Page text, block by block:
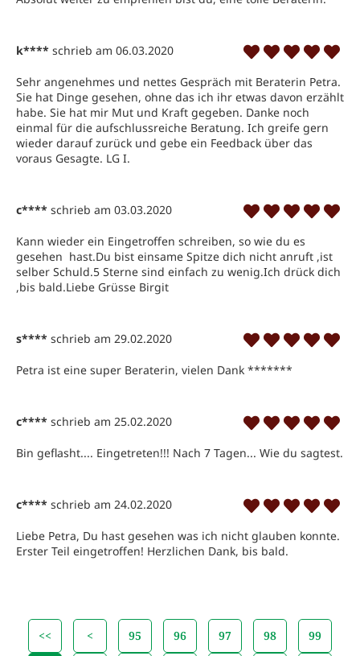
k**** schrieb am 06.03.2020
Sehr angenehmes und nettes Gespräch mit Beraterin Petra.
Sie hat Dinge gesehen, ohne das ich ihr etwas davon erzählt
habe. Sie hat mir Mut und Kraft gegeben. Danke noch
einmal für die aufschlussreiche Beratung. Ich greife gern
wieder darauf zurück und gebe ein Feedback über das
voraus Gesagte. LG I.
c**** schrieb am 03.03.2020
Kann wieder ein Eingetroffen schreiben, so wie du es
gesehen  hast.Du bist einsame Spitze dich nicht anruft ,ist
selber Schuld.5 Sterne sind einfach zu wenig.Ich drück dich
,bis bald.Liebe Grüsse Birgit
s**** schrieb am 29.02.2020
Petra ist eine super Beraterin, vielen Dank *******
c**** schrieb am 25.02.2020
Bin geflasht.... Eingetreten!!! Nach 7 Tagen... Wie du sagtest.
c**** schrieb am 24.02.2020
Liebe Petra, Du hast gesehen was ich nicht glauben konnte.
Erster Teil eingetroffen! Herzlichen Dank, bis bald.
<< < 95 96 97 98 99